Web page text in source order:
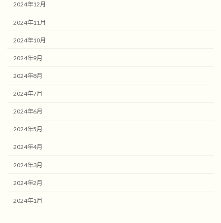
2024年12月
2024年11月
2024年10月
2024年9月
2024年8月
2024年7月
2024年6月
2024年5月
2024年4月
2024年3月
2024年2月
2024年1月